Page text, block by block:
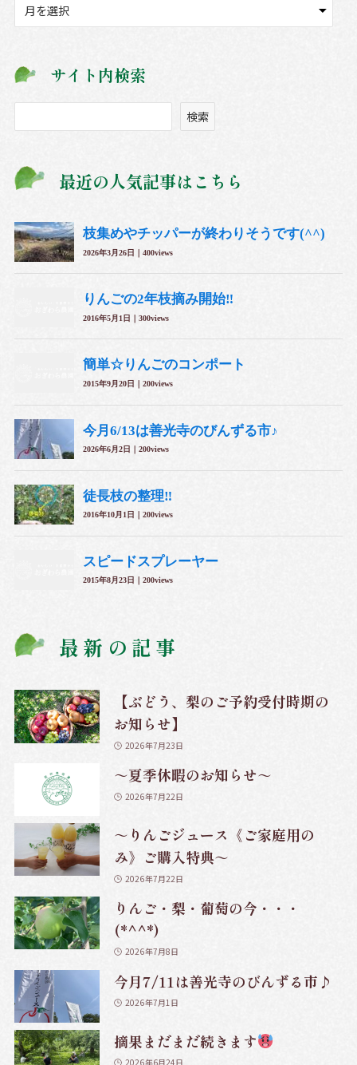
ー
イ
ブ
サイト内検索
索
検索
最近の人気記事はこちら
最新の記事
【ぶどう、梨のご予約受付時期の
お知らせ】
2026年7月23日
～夏季休暇のお知らせ～
2026年7月22日
～りんごジュース《ご家庭用の
み》ご購入特典～
2026年7月22日
りんご・梨・葡萄の今・・・
(*^^*)
2026年7月8日
今月7/11は善光寺のびんずる市♪
2026年7月1日
摘果まだまだ続きます
2026年6月24日